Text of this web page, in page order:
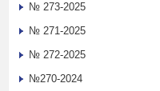
№ 273-2025
№ 271-2025
№ 272-2025
№270-2024